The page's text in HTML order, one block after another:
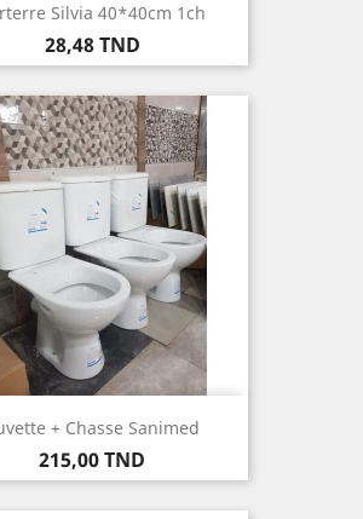
Silvia 40*40cm 1ch
Prix
28,48 TND
+ Chasse Sanimed
Prix
215,00 TND